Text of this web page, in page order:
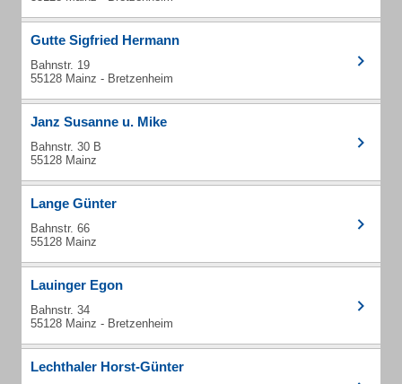
Gutte Sigfried Hermann
Bahnstr. 19
55128 Mainz - Bretzenheim
Janz Susanne u. Mike
Bahnstr. 30 B
55128 Mainz
Lange Günter
Bahnstr. 66
55128 Mainz
Lauinger Egon
Bahnstr. 34
55128 Mainz - Bretzenheim
Lechthaler Horst-Günter